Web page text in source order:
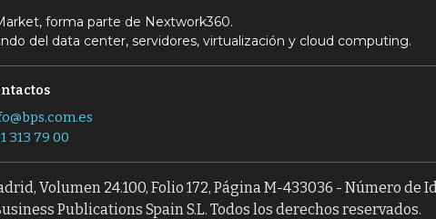
forma parte de Nextwork360.
del data center, servidores, virtualización y cloud computing.
313 79 00
Volumen 24.100, Folio 172, Página M-433036 - Número de
Publications Spain S.L. Todos los derechos reservados.